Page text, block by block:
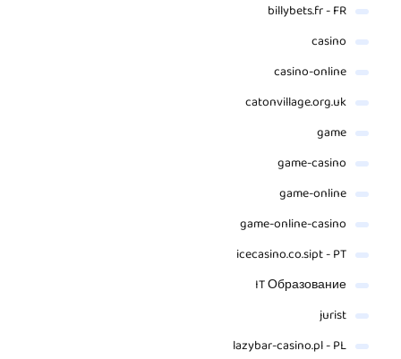
billybets.fr - FR
casino
casino-online
catonvillage.org.uk
game
game-casino
game-online
game-online-casino
icecasino.co.sipt - PT
IT Образование
jurist
lazybar-casino.pl - PL